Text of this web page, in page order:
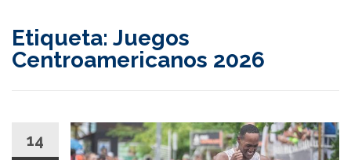
Etiqueta: Juegos
Centroamericanos 2026
14